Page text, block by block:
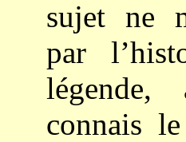
sujet ne
par
connais